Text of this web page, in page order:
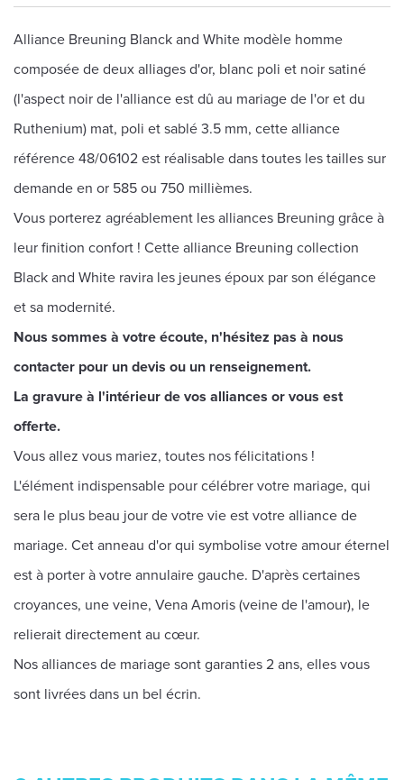
Alliance Breuning Blanck and White modèle homme
composée de deux alliages d'or, blanc poli et noir satiné
(l'aspect noir de l'alliance est dû au mariage de l'or et du
Ruthenium) mat, poli et sablé 3.5 mm, cette alliance
référence 48/06102 est réalisable dans toutes les tailles sur
demande en or 585 ou 750 millièmes.
Vous porterez agréablement les alliances Breuning grâce à
leur finition confort ! Cette alliance Breuning collection
Black and White ravira les jeunes époux par son élégance
et sa modernité.
Nous sommes à votre écoute, n'hésitez pas à nous
contacter pour un devis ou un renseignement.
La gravure à l'intérieur de vos alliances or vous est
offerte.
Vous allez vous mariez, toutes nos félicitations !
L'élément indispensable pour célébrer votre mariage, qui
sera le plus beau jour de votre vie est votre alliance de
mariage. Cet anneau d'or qui symbolise votre amour éternel
est à porter à votre annulaire gauche. D'après certaines
croyances, une veine, Vena Amoris (veine de l'amour), le
relierait directement au cœur.
Nos alliances de mariage sont garanties 2 ans, elles vous
sont livrées dans un bel écrin.